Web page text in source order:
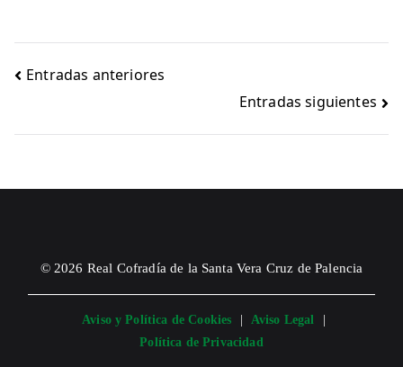
Entradas anteriores
Entradas siguientes
© 2026 Real Cofradía de la Santa Vera Cruz de Palencia
Aviso y Política de Cookies Aviso Legal
Política de Privacidad